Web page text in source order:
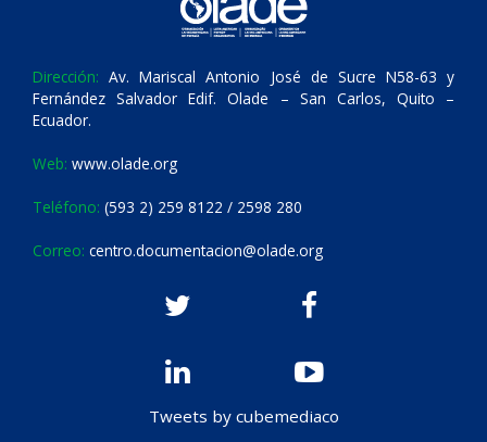
Dirección: Av. Mariscal Antonio José de Sucre N58-63 y
Fernández Salvador Edif. Olade – San Carlos, Quito –
Ecuador.
Web: www.olade.org
Teléfono: (593 2) 259 8122 / 2598 280
Correo: centro.documentacion@olade.org
Tweets by cubemediaco